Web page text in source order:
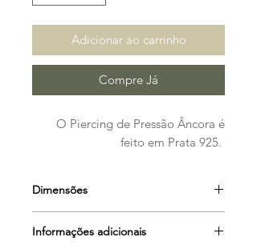
Adicionar ao carrinho
Compre Já
O Piercing de Pressão Âncora é
feito em Prata 925.
Dimensões
Diâmetro: 0,8 cm
Informações adicionais